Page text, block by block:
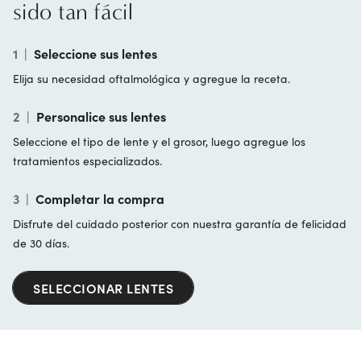
sido tan fácil
1 | Seleccione sus lentes
Elija su necesidad oftalmológica y agregue la receta.
2 | Personalice sus lentes
Seleccione el tipo de lente y el grosor, luego agregue los
tratamientos especializados.
3 | Completar la compra
Disfrute del cuidado posterior con nuestra garantía de felicidad
de 30 días.
SELECCIONAR LENTES